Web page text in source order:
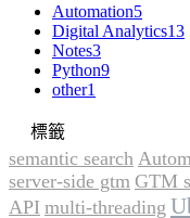
Automation5
Digital Analytics13
Notes3
Python9
other1
標籤
semantic search
server-side gtm GTM
API multi-threading